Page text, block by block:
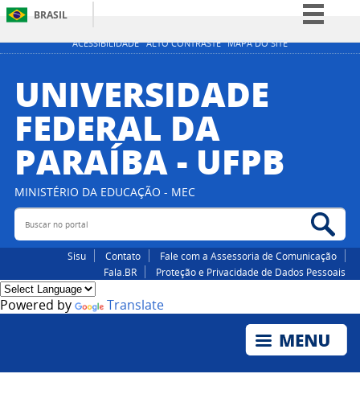
ACESSIBILIDADE ALTO CONTRASTE MAPA DO SITE
BRASIL
Simplifique!
Participe
Acesso à informação
Canais
UNIVERSIDADE
FEDERAL DA
PARAÍBA - UFPB
MINISTÉRIO DA EDUCAÇÃO - MEC
Buscar no portal
Sisu Contato
Fale com a Assessoria de Comunicação
Fala.BR
Proteção e Privacidade de Dados Pessoais
Powered by Translate